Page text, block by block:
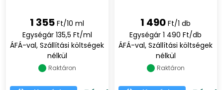
1 355 Ft/10 ml
Egységár 135,5 Ft/ml
ÁFÁ-val, Szállítási költségek
nélkül
Raktáron
1 490 Ft/1 db
Egységár 1 490 Ft/db
ÁFÁ-val, Szállítási költségek
nélkül
Raktáron